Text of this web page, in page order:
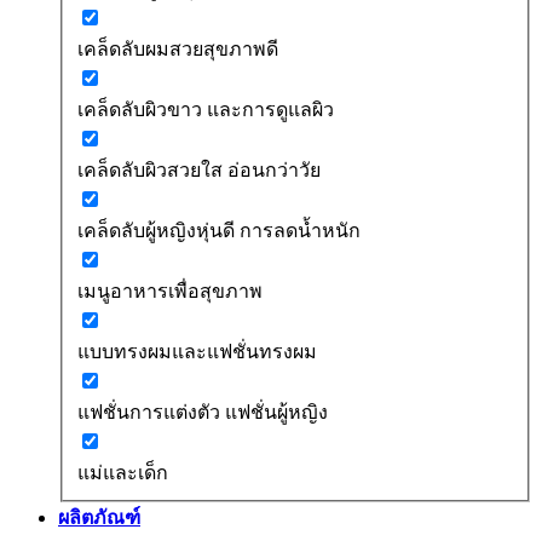
เคล็ดลับผมสวยสุขภาพดี
เคล็ดลับผิวขาว และการดูแลผิว
เคล็ดลับผิวสวยใส อ่อนกว่าวัย
เคล็ดลับผู้หญิงหุ่นดี การลดน้ำหนัก
เมนูอาหารเพื่อสุขภาพ
แบบทรงผมและแฟชั่นทรงผม
แฟชั่นการแต่งตัว แฟชั่นผู้หญิง
แม่และเด็ก
ผลิตภัณฑ์